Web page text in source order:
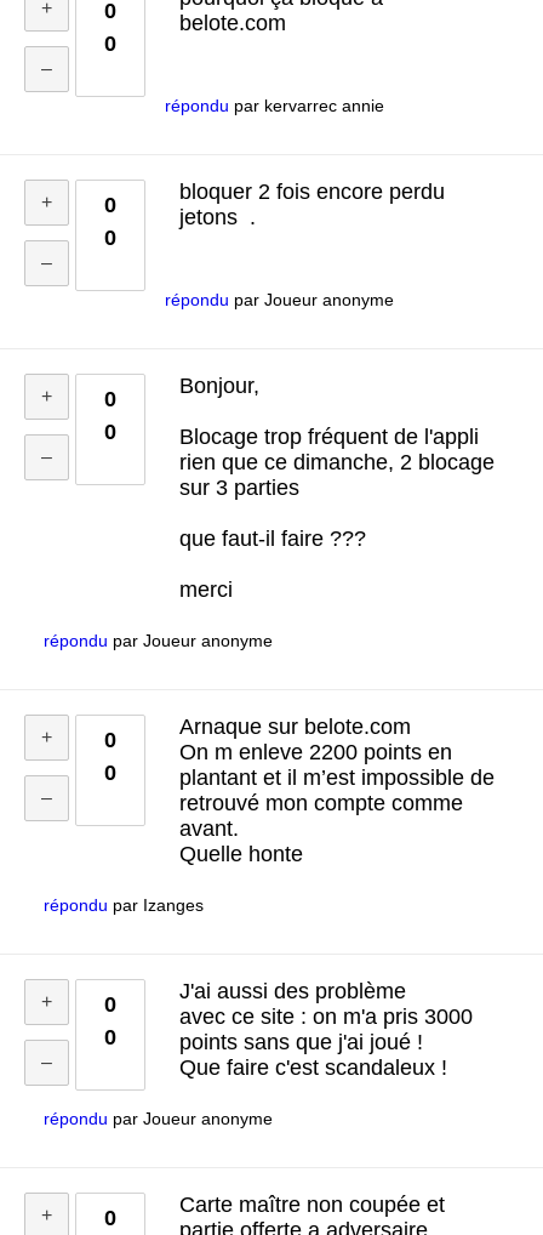
0
0
belote.com
répondu par kervarrec annie
0
0
bloquer 2 fois encore perdu
jetons .
répondu par Joueur anonyme
0
0
Bonjour,
Blocage trop fréquent de l'appli
rien que ce dimanche, 2 blocage
sur 3 parties
que faut-il faire ???
merci
répondu par Joueur anonyme
0
0
Arnaque sur belote.com
On m enleve 2200 points en
plantant et il m’est impossible de
retrouvé mon compte comme
avant.
Quelle honte
répondu par Izanges
0
0
J'ai aussi des problème
avec ce site : on m'a pris 3000
points sans que j'ai joué !
Que faire c'est scandaleux !
répondu par Joueur anonyme
0
Carte maître non coupée et